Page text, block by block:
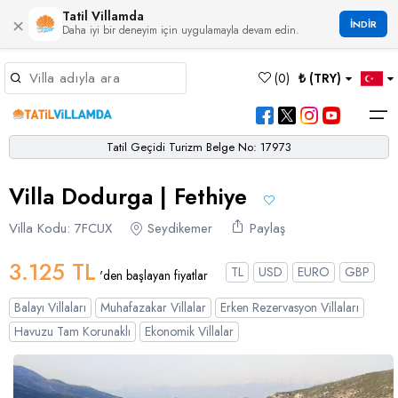
× Tatil Villamda
Daha iyi bir deneyim için uygulamayla devam edin. İNDİR
(0) ₺ (TRY)
Hakkımızda
Bölgeler
Bölgeler
Bodrum
Turgutreis
Çeşme
Alaçatı
Germiyan
Dalaman
Dalyan
Çalış
Çamköy
Çatalarık
Çiftlik
Bornova
Akbel
Bezirgan
Çavdır
Çayköy
Ağullu
Bayındır
Çukurbağ
Gökçeören
Çamlı
Selimiye
Boğaziçi
Eşen
Karadere
Yakabağ
Villa Seçeneklerimiz
Villa Seçeneklerimiz
Balayı Villaları
Çift Jakuzili Villalar
Çocuk Havuzlu Villalar
Çocuk Oyun Alanı Olan Villalar
Blog
Tatil Geçidi Turizm Belge No: 17973
Villa Dodurga | Fethiye
Villa Kodu: 7FCUX Seydikemer Paylaş
3.125 TL 'den başlayan fiyatlar TL USD EURO
GBP
Balayı Villaları
Muhafazakar Villalar
Erken Rezervasyon Villaları
Havuzu Tam Korunaklı
Ekonomik Villalar
Dil Seçiniz
German Italian
Kur Seçiniz
Türk Lirası
TRY- TL
EURO
EUR - €
Dolar
USD
GBP- £
Favorilerim
Müsaitlik Takvimi
Müsaitlik Takvimi >